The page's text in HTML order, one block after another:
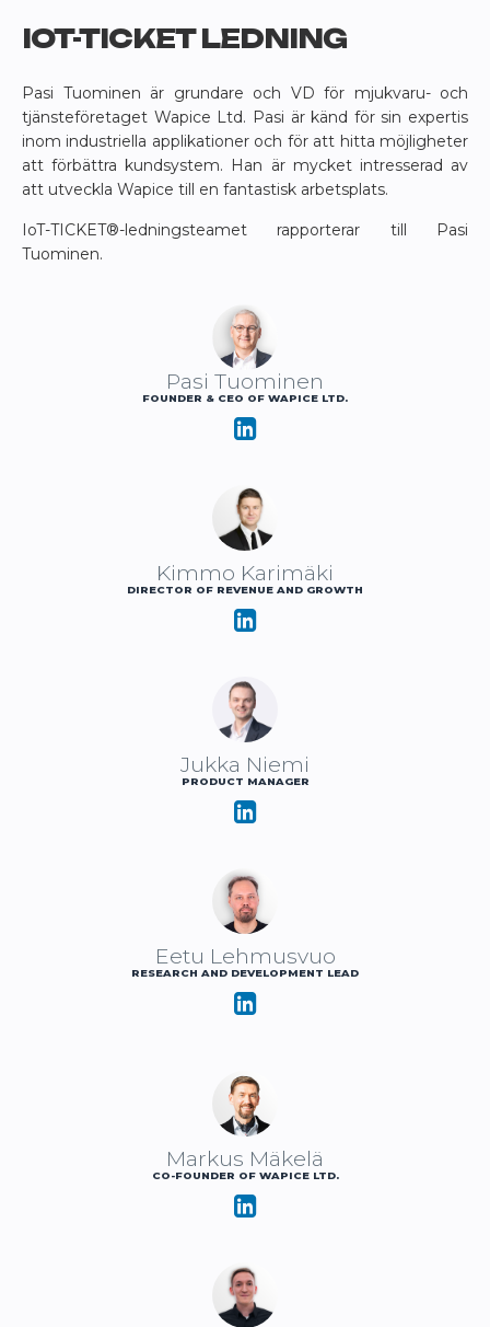
IOT-TICKET LEDNING
Pasi Tuominen är grundare och VD för mjukvaru- och
tjänsteföretaget Wapice Ltd. Pasi är känd för sin expertis
inom industriella applikationer och för att hitta möjligheter
att förbättra kundsystem. Han är mycket intresserad av
att utveckla Wapice till en fantastisk arbetsplats.
IoT-TICKET®-ledningsteamet rapporterar till Pasi
Tuominen.
Pasi Tuominen
FOUNDER & CEO OF WAPICE LTD.
Kimmo Karimäki
DIRECTOR OF REVENUE AND GROWTH
Jukka Niemi
PRODUCT MANAGER
Eetu Lehmusvuo
RESEARCH AND DEVELOPMENT LEAD
Markus Mäkelä
CO-FOUNDER OF WAPICE LTD.